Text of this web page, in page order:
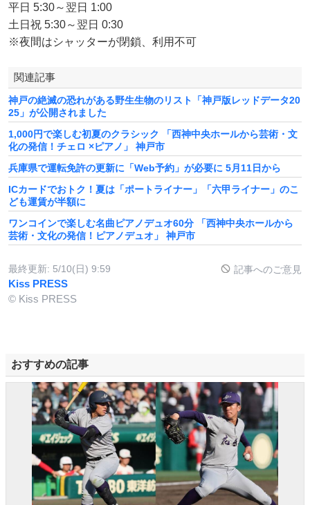
平日 5:30～翌日 1:00
土日祝 5:30～翌日 0:30
※夜間はシャッターが閉鎖、利用不可
関連記事
神戸の絶滅の恐れがある野生生物のリスト「神戸版レッドデータ20
25」が公開されました
1,000円で楽しむ初夏のクラシック 「西神中央ホールから芸術・文
化の発信！チェロ ×ピアノ」 神戸市
兵庫県で運転免許の更新に「Web予約」が必要に 5月11日から
ICカードでおトク！夏は「ポートライナー」「六甲ライナー」のこ
ども運賃が半額に
ワンコインで楽しむ名曲ピアノデュオ60分 「西神中央ホールから
芸術・文化の発信！ピアノデュオ」 神戸市
最終更新: 5/10(日) 9:59 記事へのご意見
Kiss PRESS
© Kiss PRESS
おすすめの記事